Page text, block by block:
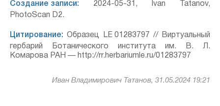
Создание записи: 2024-05-31, Ivan Tatanov,
PhotoScan D2.
Цитирование: Образец LE 01283797 // Виртуальный
гербарий Ботанического института им. В. Л.
Комарова РАН — http://rr.herbariumle.ru/01283797
Иван Владимирович Татанов, 31.05.2024 19:21